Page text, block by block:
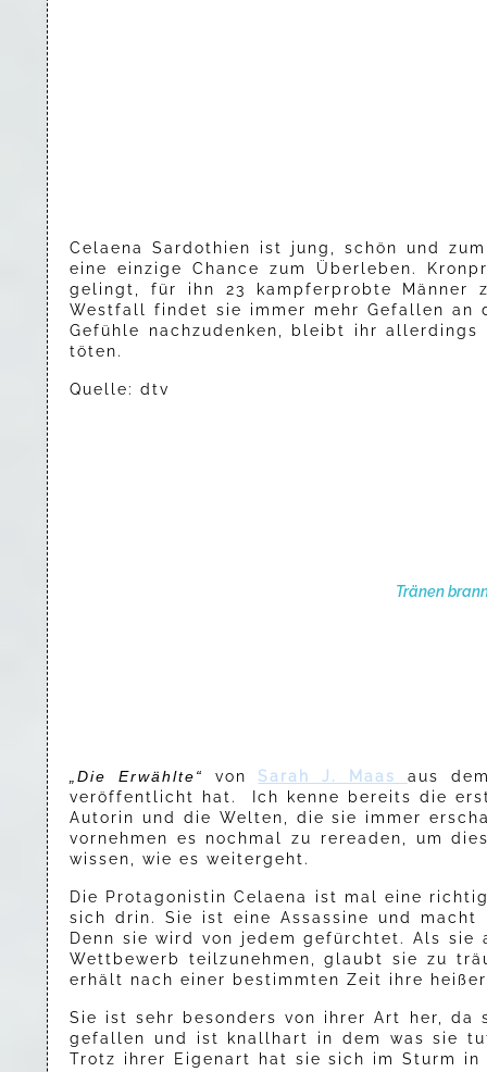
Celaena Sardothien ist jung, schön und
eine einzige Chance zum Überleben.
gelingt, für ihn 23 kampferprobte Männer
Westfall findet sie immer mehr Gefallen an
Gefühle nachzudenken, bleibt ihr
töten.
Quelle: dtv
Tränen
„Die Erwählte“ von Sarah J. Maas aus
veröffentlicht hat. Ich kenne bereits die
Autorin und die Welten, die sie immer
vornehmen es nochmal zu rereaden, um
wissen, wie es weitergeht.
Die Protagonistin Celaena ist mal eine
sich drin. Sie ist eine Assassine und
Denn sie wird von jedem gefürchtet. Als
Wettbewerb teilzunehmen, glaubt sie zu
erhält nach einer bestimmten Zeit ihre
Sie ist sehr besonders von ihrer Art her,
gefallen und ist knallhart in dem was sie
Trotz ihrer Eigenart hat sie sich im Sturm